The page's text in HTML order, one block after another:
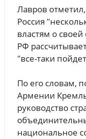
Лавров
Россия
властям о
РФ
"все-таки
По его словам,
Армении
руководство
национальное